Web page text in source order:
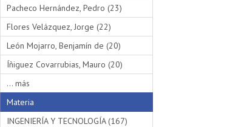
Pacheco Hernández, Pedro (23)
Flores Velázquez, Jorge (22)
León Mojarro, Benjamín de (20)
Íñiguez Covarrubias, Mauro (20)
... más
Materia
INGENIERÍA Y TECNOLOGÍA (167)